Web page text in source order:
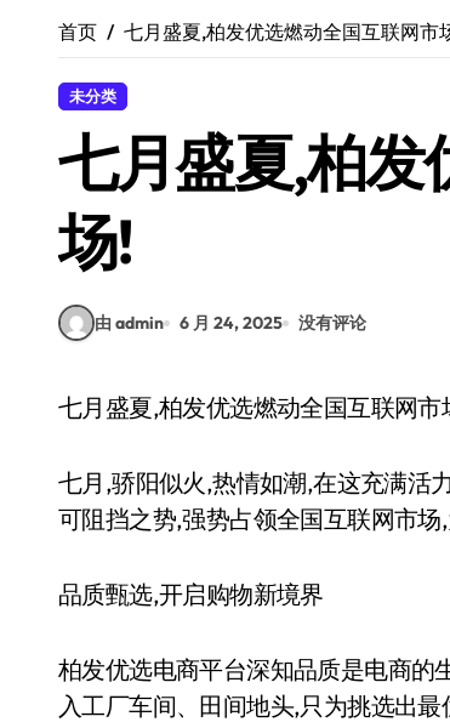
首页 七月盛夏,柏发优选燃动全国互联网市
未分类
七月盛夏,柏发
场!
由 admin 6 月 24, 2025 没有评论
七月盛夏,柏发优选燃动全国互联网市
七月,骄阳似火,热情如潮,在这充满活
可阻挡之势,强势占领全国互联网市
品质甄选,开启购物新境界
柏发优选电商平台深知品质是电商的
入工厂车间、田间地头,只为挑选出